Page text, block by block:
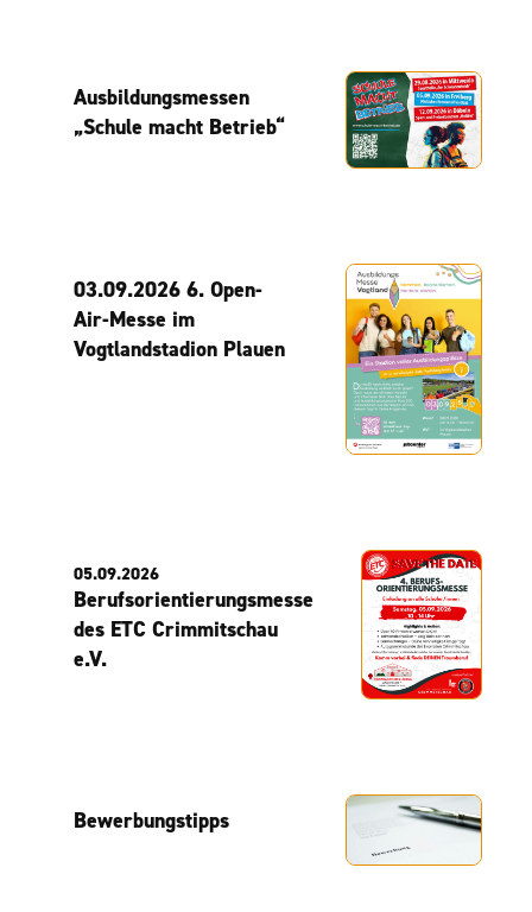
Ausbildungsmessen
„Schule macht Betrieb“
03.09.2026 6. Open-
Air-Messe im
Vogtlandstadion Plauen
05.09.2026
Berufsorientierungsmesse
des ETC Crimmitschau
e.V.
Bewerbungstipps